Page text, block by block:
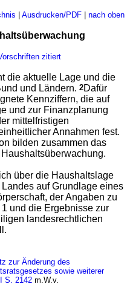
| Ausdrucken/PDF| nach oben
zitiert
die aktuelle Lage und die
und Ländern.2Dafür
Kennziffern, die auf
und zur Finanzplanung
mittelfristigen
Annahmen fest.
bilden zusammen das
über die Haushaltslage
auf Grundlage eines
der Angaben zu
und die Ergebnisse zur
landesrechtlichen
zur Änderung des
sowie weiterer
S. 2142 m.W.v.